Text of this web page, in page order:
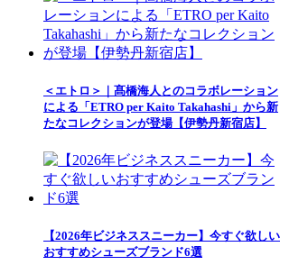
＜エトロ＞｜髙橋海人とのコラボレーション
による「ETRO per Kaito Takahashi」から新
たなコレクションが登場【伊勢丹新宿店】
【2026年ビジネススニーカー】今すぐ欲しい
おすすめシューズブランド6選